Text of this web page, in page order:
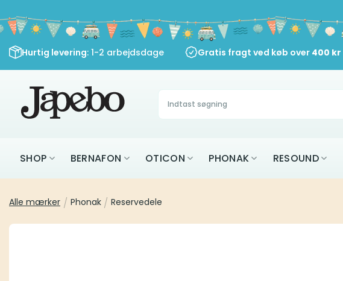
til
indhold
Hurtig levering: 1-2 arbejdsdage Gratis fragt ved køb over 400 kr
Søg
efter:
SHOP BERNAFON OTICON PHONAK RESOUND
Alle mærker / Phonak / Reservedele